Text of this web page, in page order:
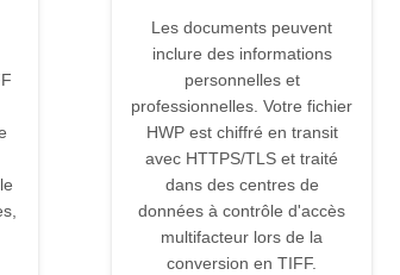
Les documents peuvent
inclure des informations
personnelles et
professionnelles. Votre fichier
HWP est chiffré en transit
avec HTTPS/TLS et traité
dans des centres de
données à contrôle d'accès
multifacteur lors de la
conversion en TIFF.